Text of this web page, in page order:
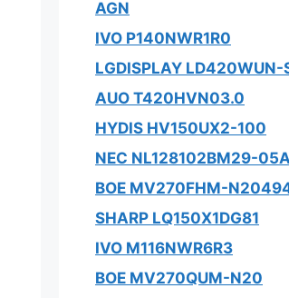
AGN
IVO P140NWR1R0
LGDISPLAY LD420WUN-
AUO T420HVN03.0
HYDIS HV150UX2-100
NEC NL128102BM29-
BOE MV270FHM-
SHARP LQ150X1DG81
IVO M116NWR6R3
BOE MV270QUM-N20